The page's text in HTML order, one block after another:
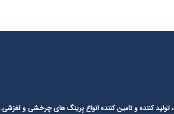
، تولید کننده و تامین کننده انواع بِرینگ های چرخشی و لغزشی.